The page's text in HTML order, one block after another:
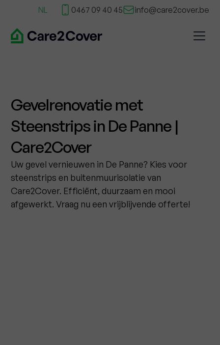
info@care2cover.be
0467 09 40 45
NL
Gevelrenovatie met
Steenstrips in De Panne |
Care2Cover
Uw gevel vernieuwen in De Panne? Kies voor
steenstrips en buitenmuurisolatie van
Care2Cover. Efficiënt, duurzaam en mooi
afgewerkt. Vraag nu een vrijblijvende offerte!